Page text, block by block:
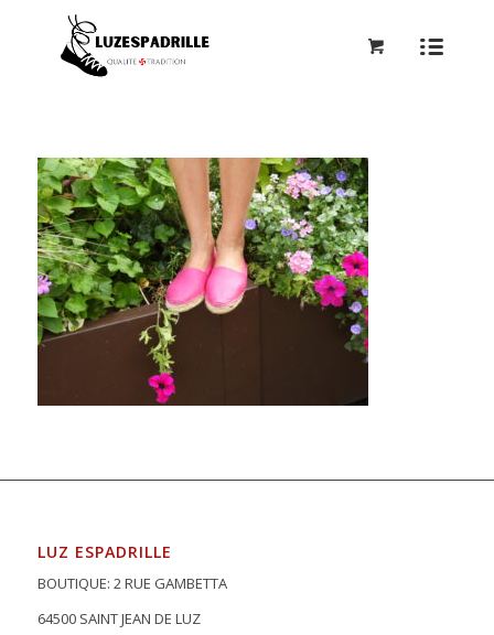
LUZ ESPADRILLE
BOUTIQUE: 2 RUE GAMBETTA
64500 SAINT JEAN DE LUZ